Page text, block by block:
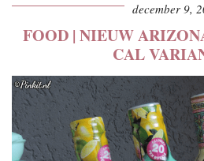
december 9,
FOOD | NIEUW
CAL